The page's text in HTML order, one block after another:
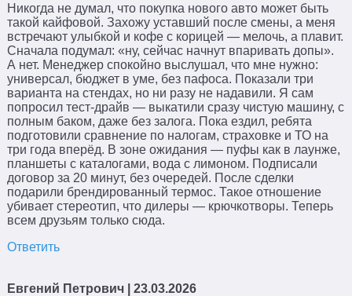
Никогда не думал, что покупка нового авто может быть
такой кайфовой. Захожу уставший после смены, а меня
встречают улыбкой и кофе с корицей — мелочь, а плавит.
Сначала подумал: «ну, сейчас начнут впаривать допы».
А нет. Менеджер спокойно выслушал, что мне нужно:
универсал, бюджет в уме, без пафоса. Показали три
варианта на стендах, но ни разу не надавили. Я сам
попросил тест-драйв — выкатили сразу чистую машину, с
полным баком, даже без залога. Пока ездил, ребята
подготовили сравнение по налогам, страховке и ТО на
три года вперёд. В зоне ожидания — пуфы как в лаунже,
планшеты с каталогами, вода с лимоном. Подписали
договор за 20 минут, без очередей. После сделки
подарили брендированный термос. Такое отношение
убивает стереотип, что дилеры — крючкотворы. Теперь
всем друзьям только сюда.
Ответить
Евгений Петрович | 23.03.2026